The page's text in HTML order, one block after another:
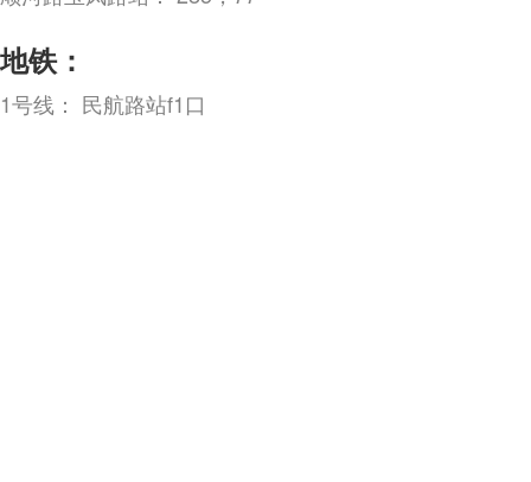
地铁：
1号线： 民航路站f1口